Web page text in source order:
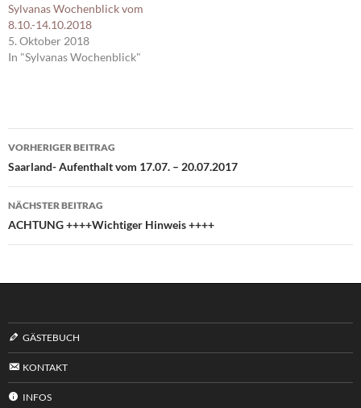
Sylvanas Wochenblick vom
8.10.-14.10.2018
5. Oktober 2018
In "Sylvanas Wochenblick"
Beitragsnavigation
VORHERIGER BEITRAG
Saarland- Aufenthalt vom 17.07. – 20.07.2017
NÄCHSTER BEITRAG
ACHTUNG ++++Wichtiger Hinweis ++++
GÄSTEBUCH
KONTAKT
INFOS